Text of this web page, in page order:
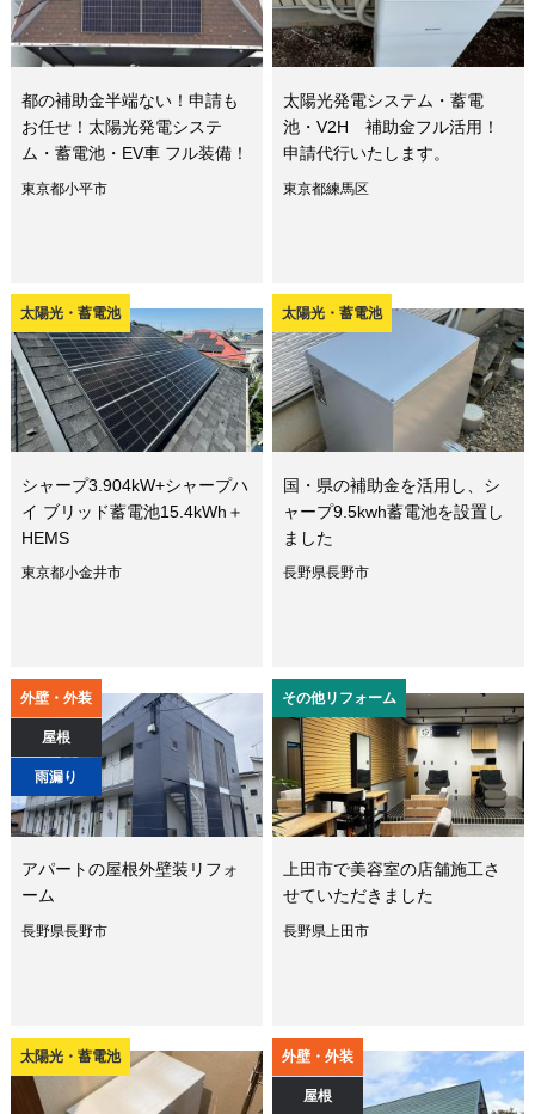
都の補助金半端ない！申請も
お任せ！太陽光発電システ
ム・蓄電池・EV車 フル装備！
東京都小平市
太陽光発電システム・蓄電
池・V2H 補助金フル活用！
申請代行いたします。
東京都練馬区
太陽光・蓄電池
シャープ3.904kW+シャープハ
イ ブリッド蓄電池15.4kWh＋
HEMS
東京都小金井市
太陽光・蓄電池
国・県の補助金を活用し、シ
ャープ9.5kwh蓄電池を設置し
ました
長野県長野市
外壁・外装
屋根
雨漏り
アパートの屋根外壁装リフォ
ーム
長野県長野市
その他リフォーム
上田市で美容室の店舗施工さ
せていただきました
長野県上田市
太陽光・蓄電池 外壁・外装
屋根